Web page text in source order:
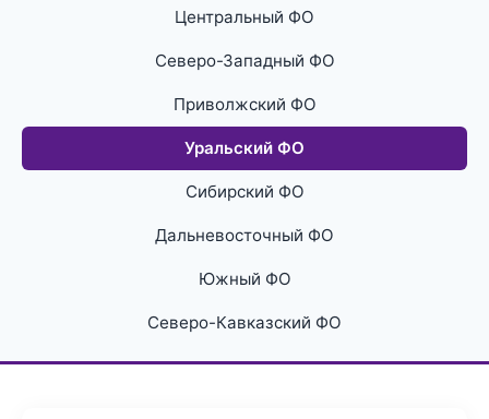
Центральный ФО
Северо-Западный ФО
Приволжский ФО
Уральский ФО
Сибирский ФО
Дальневосточный ФО
Южный ФО
Северо-Кавказский ФО